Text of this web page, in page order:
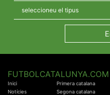
FUTBOLCATALUNYA.COM
Inici
Notícies
Primera catalana
Segona catalana